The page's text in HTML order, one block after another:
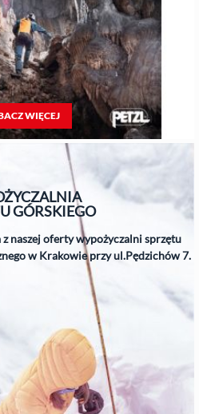
WIĘCEJ
GÓRSKIEGO
naszej oferty wypożyczalni sprzętu
w Krakowie przy ul.Pędzichów 7.